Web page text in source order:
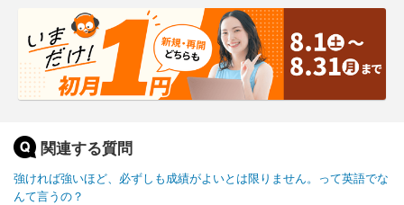
関連する質問
強ければ強いほど、必ずしも成績がよいとは限りません。って英語でな
んて言うの？